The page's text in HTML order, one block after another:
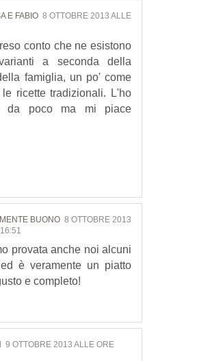
E FABIO 8 OTTOBRE 2013 ALLE
conto che ne esistono
a seconda della
famiglia, un po' come
le ricette tradizionali. L'ho
da poco ma mi piace
BUONO 8 OTTOBRE 2013
provata anche noi alcuni
è veramente un piatto
e completo!
9 OTTOBRE 2013 ALLE ORE